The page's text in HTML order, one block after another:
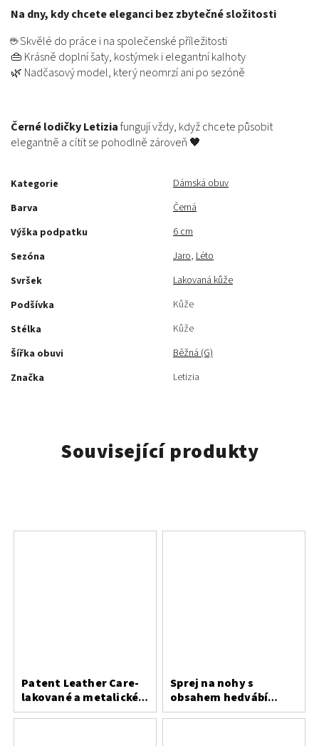
Na dny, kdy chcete eleganci bez zbytečné složitosti
☕ Skvělé do práce i na společenské příležitosti
👜 Krásně doplní šaty, kostýmek i elegantní kalhoty
🌿 Nadčasový model, který neomrzí ani po sezóně
Černé lodičky Letiziafungují vždy, když chcete působit
elegantně a cítit se pohodlně zároveň 🖤
Kategorie
Dámská obuv
Barva
Černá
Výška podpatku
6 cm
Sezóna
Jaro, Léto
Svršek
Lakovaná kůže
Podšívka
Kůže
Stélka
Kůže
Šířka obuvi
Běžná (G)
Značka
Letizia
Související produkty
Patent Leather Care-
lakované a metalické
usně
Sprej na nohy s
obsahem hedvábí
Bergal